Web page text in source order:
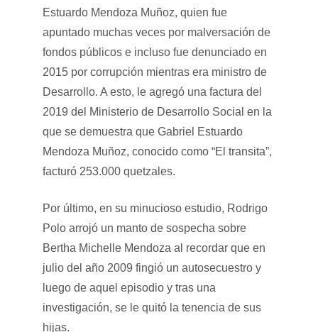
Estuardo Mendoza Muñoz, quien fue
apuntado muchas veces por malversación de
fondos públicos e incluso fue denunciado en
2015 por corrupción mientras era ministro de
Desarrollo. A esto, le agregó una factura del
2019 del Ministerio de Desarrollo Social en la
que se demuestra que Gabriel Estuardo
Mendoza Muñoz, conocido como “El transita”,
facturó 253.000 quetzales.
Por último, en su minucioso estudio, Rodrigo
Polo arrojó un manto de sospecha sobre
Bertha Michelle Mendoza al recordar que en
julio del año 2009 fingió un autosecuestro y
luego de aquel episodio y tras una
investigación, se le quitó la tenencia de sus
hijas.